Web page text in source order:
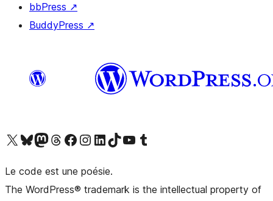
bbPress ↗
BuddyPress ↗
Visit our X (formerly Twitter) account
Visitez notre compte Bluesky
Visit our Mastodon account
Visitez notre compte Threads
Visit our Facebook pageVisit our Instagram account
Visit our LinkedIn account
Visitez notre compte TikTok
Visit our YouTube channel
Visitez notre compte Tumblr
Le code est une poésie.
The WordPress® trademark is the intellectual property of